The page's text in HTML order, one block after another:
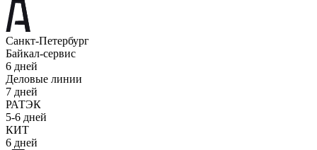
Санкт-Петербург
Байкал-сервис
6 дней
Деловые линии
7 дней
РАТЭК
5-6 дней
КИТ
6 дней